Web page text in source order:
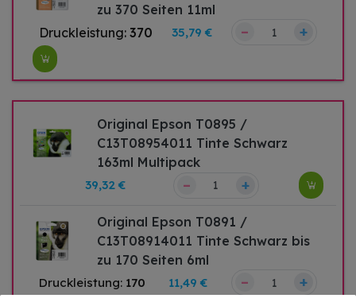
zu 370 Seiten 11ml
Druckleistung: 370 35,79 € – +
Original Epson T0895 /
C13T08954011 Tinte Schwarz
163ml Multipack
39,32 € – +
Original Epson T0891 /
C13T08914011 Tinte Schwarz bis
zu 170 Seiten 6ml
Druckleistung: 170 11,49 € – +